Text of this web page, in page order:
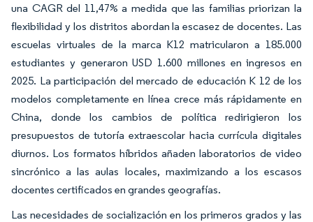
una CAGR del 11,47% a medida que las familias priorizan la
flexibilidad y los distritos abordan la escasez de docentes. Las
escuelas virtuales de la marca K12 matricularon a 185.000
estudiantes y generaron USD 1.600 millones en ingresos en
2025. La participación del mercado de educación K 12 de los
modelos completamente en línea crece más rápidamente en
China, donde los cambios de política redirigieron los
presupuestos de tutoría extraescolar hacia currícula digitales
diurnos. Los formatos híbridos añaden laboratorios de video
sincrónico a las aulas locales, maximizando a los escasos
docentes certificados en grandes geografías.
Las necesidades de socialización en los primeros grados y las